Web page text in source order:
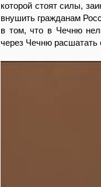
которой стоят силы,
внушить гражданам
в том, что в Чечню
через Чечню